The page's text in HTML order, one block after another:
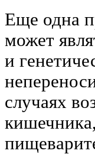
Еще одна
может
и
случаях